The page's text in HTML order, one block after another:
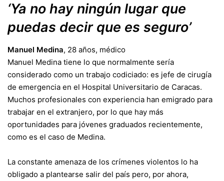
‘Ya no hay ningún lugar que
puedas decir que es seguro’
Manuel Medina, 28 años, médico
Manuel Medina tiene lo que normalmente sería
considerado como un trabajo codiciado: es jefe de cirugía
de emergencia en el Hospital Universitario de Caracas.
Muchos profesionales con experiencia han emigrado para
trabajar en el extranjero, por lo que hay más
oportunidades para jóvenes graduados recientemente,
como es el caso de Medina.
La constante amenaza de los crímenes violentos lo ha
obligado a plantearse salir del país pero, por ahora,